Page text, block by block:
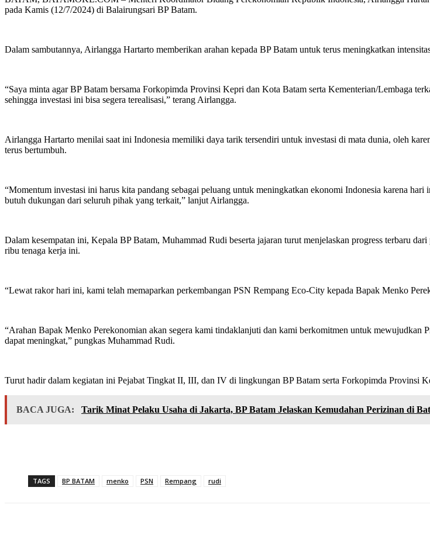
pada Kamis (12/7/2024) di Balairungsari BP Batam.
Dalam sambutannya, Airlangga Hartarto memberikan arahan kepada BP Batam untuk terus meningkatkan
“Saya minta agar BP Batam bersama Forkopimda Provinsi Kepri dan Kota Batam serta Kementerian/Lembaga
sehingga investasi ini bisa segera terealisasi,” terang Airlangga.
Airlangga Hartarto menilai saat ini Indonesia memiliki daya tarik tersendiri untuk investasi di mata dunia, oleh
terus bertumbuh.
“Momentum investasi ini harus kita pandang sebagai peluang untuk meningkatkan ekonomi Indonesia karena
butuh dukungan dari seluruh pihak yang terkait,” lanjut Airlangga.
Dalam kesempatan ini, Kepala BP Batam, Muhammad Rudi beserta jajaran turut menjelaskan progress terbaru
ribu tenaga kerja ini.
“Lewat rakor hari ini, kami telah memaparkan perkembangan PSN Rempang Eco-City kepada Bapak Menko
“Arahan Bapak Menko Perekonomian akan segera kami tindaklanjuti dan kami berkomitmen untuk mewujudkan
dapat meningkat,” pungkas Muhammad Rudi.
Turut hadir dalam kegiatan ini Pejabat Tingkat II, III, dan IV di lingkungan BP Batam serta Forkopimda Provinsi
BACA JUGA: Tarik Minat Pelaku Usaha di Jakarta, BP Batam Jelaskan Kemudahan Perizinan di
TAGS BP BATAM menko PSN Rempang rudi